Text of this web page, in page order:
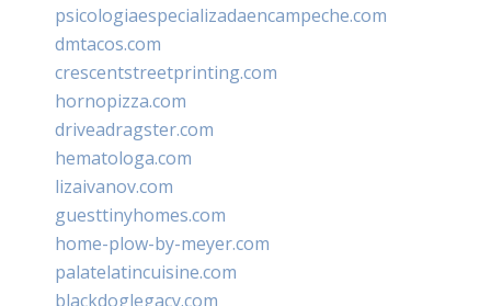
psicologiaespecializadaencampeche.com
dmtacos.com
crescentstreetprinting.com
hornopizza.com
driveadragster.com
hematologa.com
lizaivanov.com
guesttinyhomes.com
home-plow-by-meyer.com
palatelatincuisine.com
blackdoglegacy.com